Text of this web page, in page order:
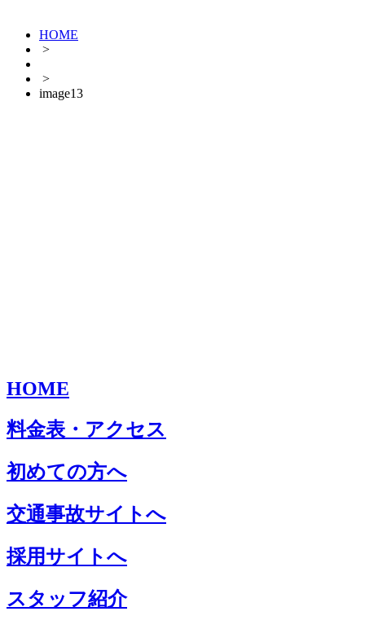
HOME
>
>
image13
HOME
料金表・アクセス
初めての方へ
交通事故サイトへ
採用サイトへ
スタッフ紹介